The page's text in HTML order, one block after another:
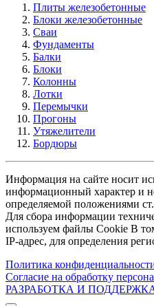
Плиты железобетонные
Блоки железобетонные
Сваи
Фундаменты
Балки
Блоки
Колонны
Лотки
Перемычки
Прогоны
Утяжелители
Бордюры
Информация на сайте носит
информационный характер и
определяемой положениями
Для сбора информации
используем файлы Cookie В
IP-адрес, для определения
Политика
Согласие на обработку
РАЗРАБОТКА И